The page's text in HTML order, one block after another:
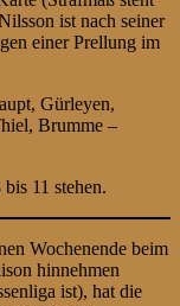
ist nach seiner
einer Prellung im
Gürleyen,
Brumme –
11 stehen.
Wochenende beim
hinnehmen
ist), hat die